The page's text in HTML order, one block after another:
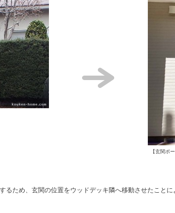
【玄関ポ
るため、玄関の位置をウッドデッキ隣へ移動させたこと